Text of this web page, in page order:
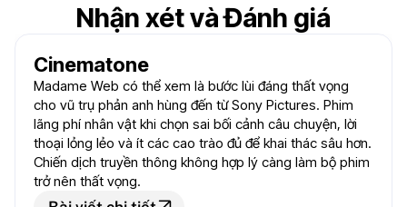
Nhận xét và Đánh giá
Cinematone
Madame Web có thể xem là bước lùi đáng thất vọng
cho vũ trụ phản anh hùng đến từ Sony Pictures. Phim
lãng phí nhân vật khi chọn sai bối cảnh câu chuyện, lời
thoại lỏng lẻo và ít các cao trào đủ để khai thác sâu hơn.
Chiến dịch truyền thông không hợp lý càng làm bộ phim
trở nên thất vọng.